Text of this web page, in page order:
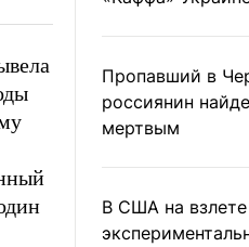
Пропавший в
россиянин
мертвым
В США на взлете